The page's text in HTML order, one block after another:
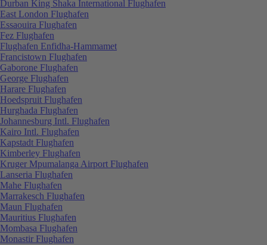
Durban King Shaka International Flughafen
East London Flughafen
Essaouira Flughafen
Fez Flughafen
Flughafen Enfidha-Hammamet
Francistown Flughafen
Gaborone Flughafen
George Flughafen
Harare Flughafen
Hoedspruit Flughafen
Hurghada Flughafen
Johannesburg Intl. Flughafen
Kairo Intl. Flughafen
Kapstadt Flughafen
Kimberley Flughafen
Kruger Mpumalanga Airport Flughafen
Lanseria Flughafen
Mahe Flughafen
Marrakesch Flughafen
Maun Flughafen
Mauritius Flughafen
Mombasa Flughafen
Monastir Flughafen